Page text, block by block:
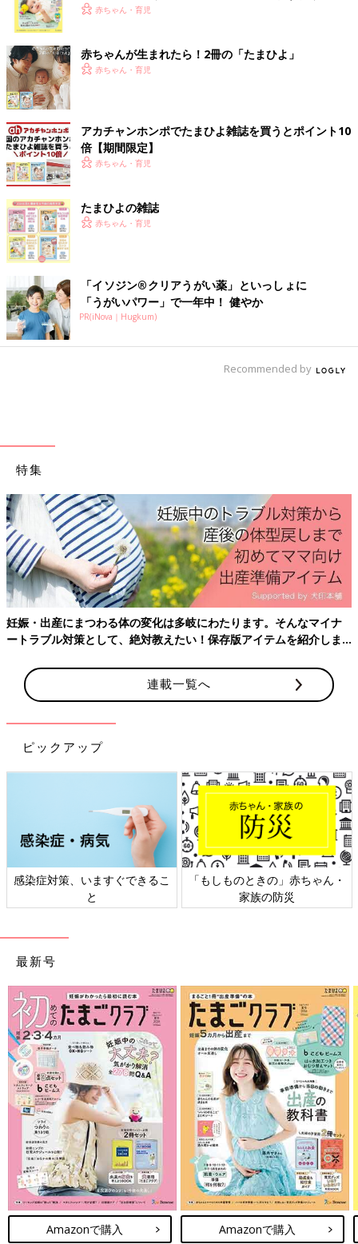
出典：Instagramアカウント「yuri_mama.kosodate」
こちらyuri_mama.kosodateさんがキャンドゥで購入した「キッ
コスパ◎ おしりのクマが可愛い「ベビータイツ」
出典：Instagramアカウント「gacha_an_28」
こちらはgacha_an_28さんがキャンドゥで購入した「ベビータイ
ツ」。85cmのワンサイズしかないそうですが、550円でコスパ
が良いと気に入っている様子♪ 足裏にすべり止めが付いていると
買ってよかった！新幹線柄の靴下
く！ おっぱい・ミルクの基本と夏のトラブル 解決テ
赤ちゃん・育児
赤ちゃんが生まれたら！2冊の「たまひよ」
赤ちゃん・育児
アカチャンホンポでたまひよ雑誌を買うとポイント10
倍【期間限定】
赤ちゃん・育児
たまひよの雑誌
赤ちゃん・育児
「イソジン®クリアうがい薬」といっしょに
「うがいパワー」で一年中！ 健やか
PR(iNova｜Hugkum)
Recommended by
特集
妊娠・出産にまつわる体の変化は多岐にわたります。そんなマイナ
ートラブル対策として、絶対教えたい！保存版アイテムを紹介しま
連載一覧へ
ピックアップ
感染症対策、いますぐできるこ
と
「もしものときの」赤ちゃん・
家族の防災
最新号
Amazonで購入 Amazonで購入